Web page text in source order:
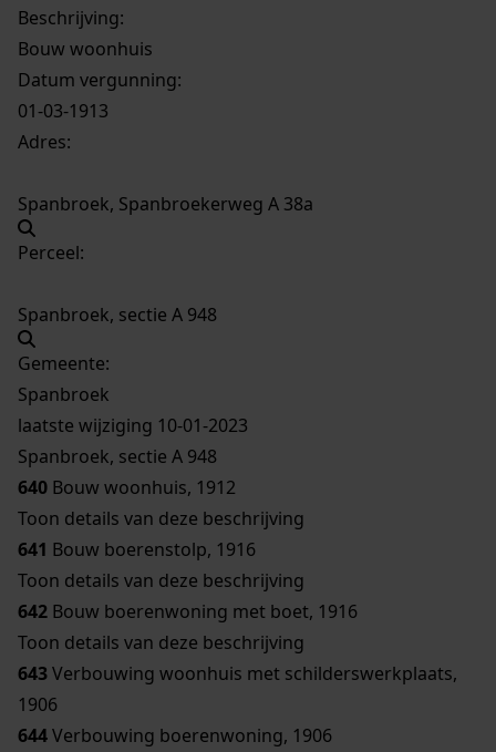
Beschrijving:
Bouw woonhuis
Datum vergunning:
01-03-1913
Adres:
Spanbroek, Spanbroekerweg A 38a
Perceel:
Spanbroek, sectie A 948
Gemeente:
Spanbroek
laatste wijziging 10-01-2023
Spanbroek, sectie A 948
640 Bouw woonhuis, 1912
Toon details van deze beschrijving
641 Bouw boerenstolp, 1916
Toon details van deze beschrijving
642 Bouw boerenwoning met boet, 1916
Toon details van deze beschrijving
643Verbouwing woonhuis met schilderswerkplaats,
1906
644Verbouwing boerenwoning, 1906